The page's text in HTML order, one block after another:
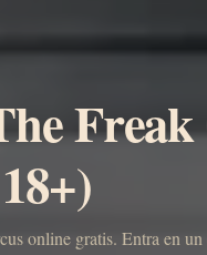
online gratis. Entra en